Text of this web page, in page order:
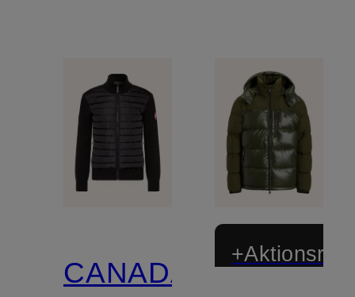
CANADA